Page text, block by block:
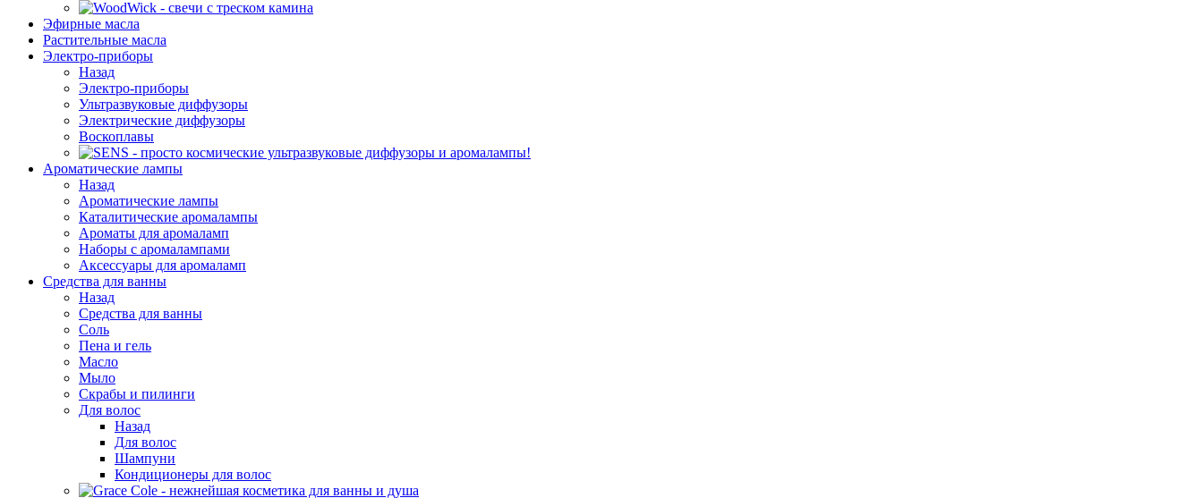
Эфирные масла
Растительные масла
Электро-приборы
Назад
Электро-приборы
Ультразвуковые диффузоры
Электрические диффузоры
Воскоплавы
Ароматические лампы
Назад
Ароматические лампы
Каталитические аромалампы
Ароматы для аромаламп
Наборы с аромалампами
Аксессуары для аромаламп
Средства для ванны
Назад
Средства для ванны
Соль
Пена и гель
Масло
Мыло
Скрабы и пилинги
Для волос
Назад
Для волос
Шампуни
Кондиционеры для волос